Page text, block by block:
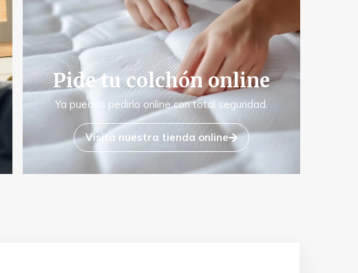
Pide tu colchón online
Ya puedes pedirlo online con total seguridad.
Visita nuestra tienda online